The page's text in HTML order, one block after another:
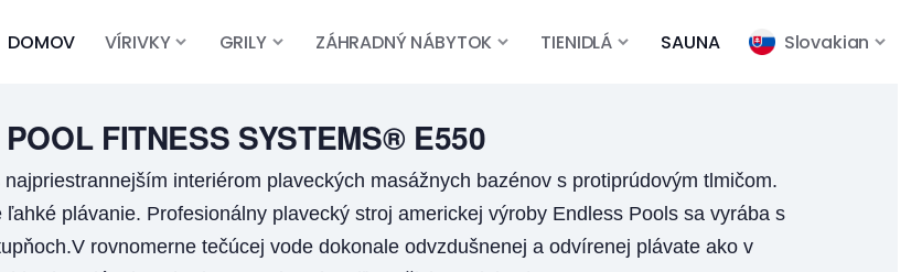
DOMOV VÍRIVKY GRILY ZÁHRADNÝ NÁBYTOK TIENIDLÁ SAUNA Slovakian
FITNESS SYSTEMS® E550
interiérom plaveckých masážnych bazénov s protiprúdovým tlmičom.
plávanie. Profesionálny plavecký stroj americkej výroby Endless Pools sa vyrába s
rovnomerne tečúcej vode dokonale odvzdušnenej a odvírenej plávate ako v